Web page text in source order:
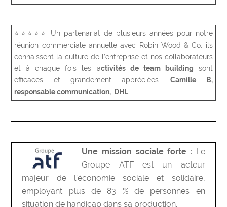
⭐⭐⭐⭐⭐ Un partenariat de plusieurs années pournotre
réunion commerciale annuelleavec Robin Wood & Co, ils
connaissent la culture de l’entreprise et nos collaborateurs
et à chaque fois les activités de team building sont
efficaces et grandement appréciées.Camille B,
responsable communication, DHL
Une mission sociale forte : Le
Groupe ATF est un acteur
majeur de l’économie sociale et solidaire,
employant plus de 83 % de personnes en
situation de handicap dans sa production.